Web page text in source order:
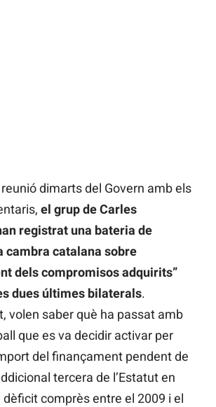
dimarts del Govern amb els
el grup de Carles
registrat una bateria de
cambra catalana sobre
dels compromisos adquirits”
dues últimes bilaterals.
volen saber què ha passat amb
que es va decidir activar per
del finançament pendent de
tercera de l’Estatut en
dèficit comprès entre el 2009 i el